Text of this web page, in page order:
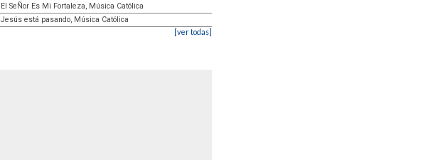
El SeÑor Es Mi Fortaleza, Música Católica
Jesús está pasando, Música Católica
[ver todas]